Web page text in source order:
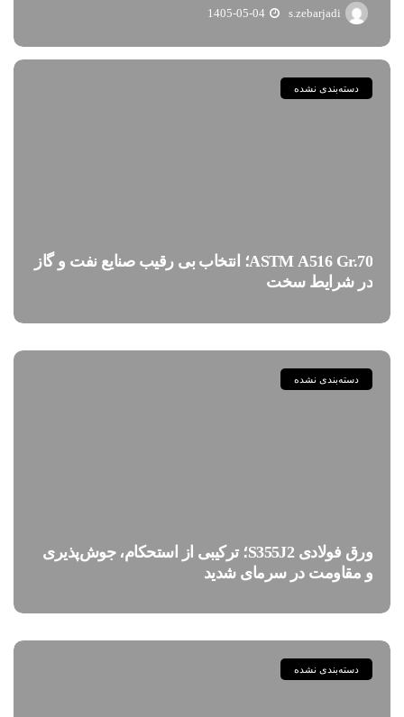
s.zebarjadi
1405-05-04
دسته‌بندی نشده
ASTM A516 Gr.70؛ انتخاب بی رقیب صنایع نفت و گاز
در شرایط سخت
دسته‌بندی نشده
ورق فولادی S355J2؛ ترکیبی از استحکام، جوش‌پذیری
و مقاومت در سرمای شدید
دسته‌بندی نشده